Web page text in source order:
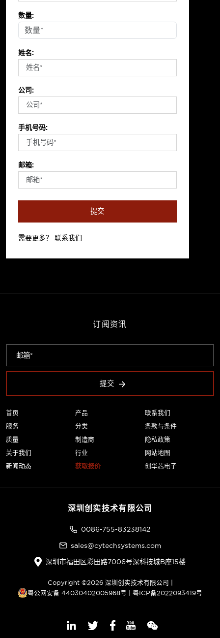
数量:
姓名:
公司:
手机号码:
邮箱:
提交
需要更多？ 联系我们
首页
服务
质量
关于我们
新闻动态
产品
分类
制造商
行业
获取报价
联系我们
条款与条件
隐私政策
网站地图
创华芯电子
订阅资讯
提交
深圳创实技术有限公司
0086-755-83238142
sales@cytechsystems.com
深圳市福田区彩田路7006号深科技城B座15楼
Copyright ©2026 深圳创实技术有限公司 |
粤公网安备 44030402005968号 | 粤ICP备2022093419号